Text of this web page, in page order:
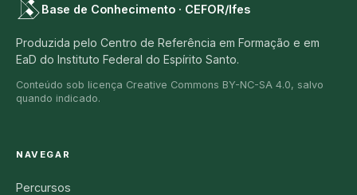
Base de Conhecimento · CEFOR/Ifes
Produzida pelo Centro de Referência em Formação e em
EaD do Instituto Federal do Espírito Santo.
Conteúdo sob licença Creative Commons BY-NC-SA 4.0, salvo
quando indicado.
NAVEGAR
Percursos